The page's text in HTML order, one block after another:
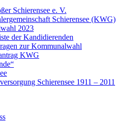
Schierensee e. V.
Schierensee (KWG)
2023
der Kandidierenden
zur Kommunalwahl
KWG
Schierensee 1911 – 2011